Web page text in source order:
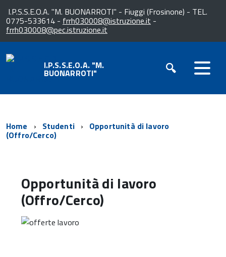
I.P.S.S.E.O.A. "M. BUONARROTI" - Fiuggi (Frosinone) - TEL.
0775-533614 - frrh030008@istruzione.it -
frrh030008@pec.istruzione.it
I.P.S.S.E.O.A. "M.
BUONARROTI"
Home Studenti Opportunità di lavoro
(Offro/Cerco)
Opportunità di lavoro
(Offro/Cerco)